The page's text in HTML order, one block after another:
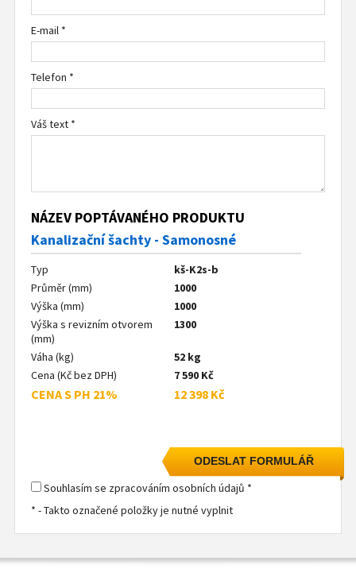
E-mail *
Telefon *
Váš text *
NÁZEV POPTÁVANÉHO PRODUKTU
Kanalizační šachty - Samonosné
Typ
kš-K2s-b
Průměr (mm)
1000
Výška (mm)
1000
Výška s revizním otvorem
(mm)
1300
Váha (kg)
52 kg
Cena (Kč bez DPH)
7 590 Kč
CENA S PH 21% 12 398 Kč
Souhlasím se zpracováním osobních údajů *
* - Takto označené položky je nutné vyplnit